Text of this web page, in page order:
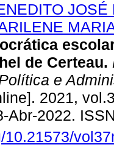
JOSÉ
de Certeau.
e
2021,
Abr-2022.
10.21573/